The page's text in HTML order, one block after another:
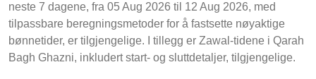
neste 7 dagene, fra 05 Aug 2026 til 12 Aug 2026, med
tilpassbare beregningsmetoder for å fastsette nøyaktige
bønnetider, er tilgjengelige. I tillegg er Zawal-tidene i Qarah
Bagh Ghazni, inkludert start- og sluttdetaljer, tilgjengelige.